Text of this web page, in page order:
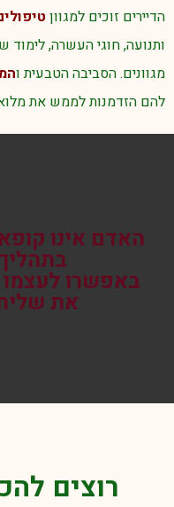
הדיירים זוכים למגוון
ותנועה, חוגי העשרה,
מגוונים. הסביבה הטבעית ו
להם הזדמנות לממש את
האדם אינו
באפשרו
את
רוצים